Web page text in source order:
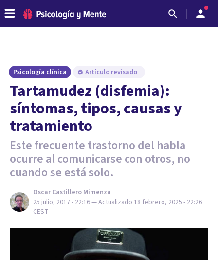
Psicología clínica Artículo revisado
Tartamudez (disfemia):
síntomas, tipos, causas y
tratamiento
Este frecuente trastorno del habla
ocurre al comunicarse con otros, no
cuando se está solo.
Oscar Castillero Mimenza
25 julio, 2017 - 22:16— Actualizado 18 febrero, 2025 - 22:26
CEST